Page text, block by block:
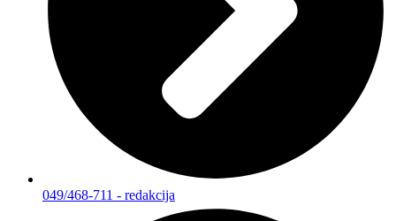
049/468-711 - redakcija